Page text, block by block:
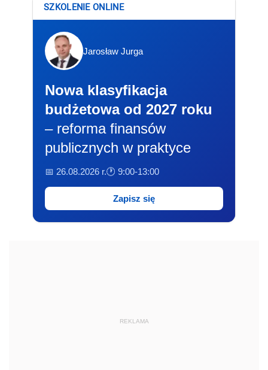
SZKOLENIE ONLINE
Jarosław Jurga
Nowa klasyfikacja
budżetowa od 2027 roku
– reforma finansów
publicznych w praktyce
📅 26.08.2026 r.🕐 9:00-13:00
Zapisz się
REKLAMA